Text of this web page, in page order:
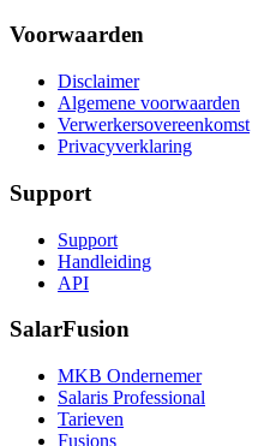
Voorwaarden
Disclaimer
Algemene voorwaarden
Verwerkersovereenkomst
Privacyverklaring
Support
Support
Handleiding
API
SalarFusion
MKB Ondernemer
Salaris Professional
Tarieven
Fusions